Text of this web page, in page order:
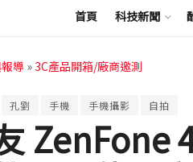
首頁 科技新聞
導 »3C產品開箱/廠商邀測
孔劉 手機 手機攝影 自拍
ZenFone